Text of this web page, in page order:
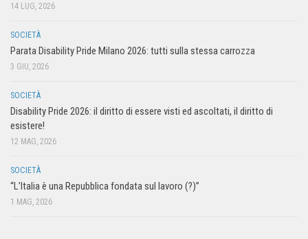
14 LUG, 2026
SOCIETÀ
Parata Disability Pride Milano 2026: tutti sulla stessa carrozza
3 GIU, 2026
SOCIETÀ
Disability Pride 2026: il diritto di essere visti ed ascoltati, il diritto di
esistere!
12 MAG, 2026
SOCIETÀ
“L’Italia è una Repubblica fondata sul lavoro (?)”
1 MAG, 2026